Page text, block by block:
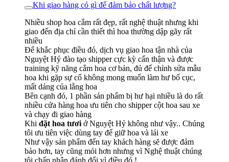
Khi giao hàng có gì để đảm bảo chất lượng?
Nhiều shop hoa cắm rất đẹp, rất nghệ thuật nhưng khi
giao đến địa chỉ cần thiết thì hoa thường dập gãy rất
nhiều
Để khắc phục điều đó, dịch vụ giao hoa tận nhà của
Nguyệt Hỷ đào tạo shipper cực kỳ cẩn thận và được
training kỹ năng cắm hoa cơ bản, đủ để chỉnh sửa mẫu
hoa khi gặp sự cố không mong muốn làm hư bố cục,
mất dáng của lẵng hoa
Bên cạnh đó, 1 phần sản phẩm bị hư hại nhiều là do rất
nhiều cửa hàng hoa ưu tiên cho shipper cột hoa sau xe
và chạy đi giao hàng
Khi đặt hoa tươi ở Nguyệt Hỷ không như vậy.. Chúng
tôi ưu tiên việc dùng tay để giữ hoa và lái xe
Như vậy sản phẩm đến tay khách hàng sẽ được đảm
bảo hơn, tay cũng mỏi hơn nhưng vì Nghệ thuật chúng
tôi chấp nhận đánh đổi vì điều đó !